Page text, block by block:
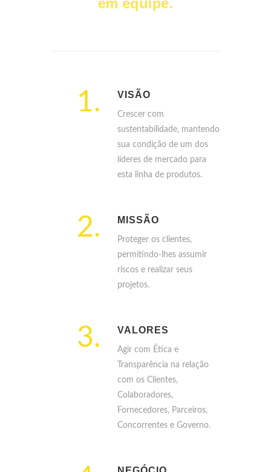
1. VISÃO
Crescer com
sustentabilidade, mantendo
sua condição de um dos
líderes de mercado para
esta linha de produtos.
2. MISSÃO
Proteger os clientes,
permitindo-lhes assumir
riscos e realizar seus
projetos.
3. VALORES
Agir com Ética e
Transparência na relação
com os Clientes,
Colaboradores,
Fornecedores, Parceiros,
Concorrentes e Governo.